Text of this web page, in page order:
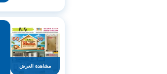
مشاهدة العرض